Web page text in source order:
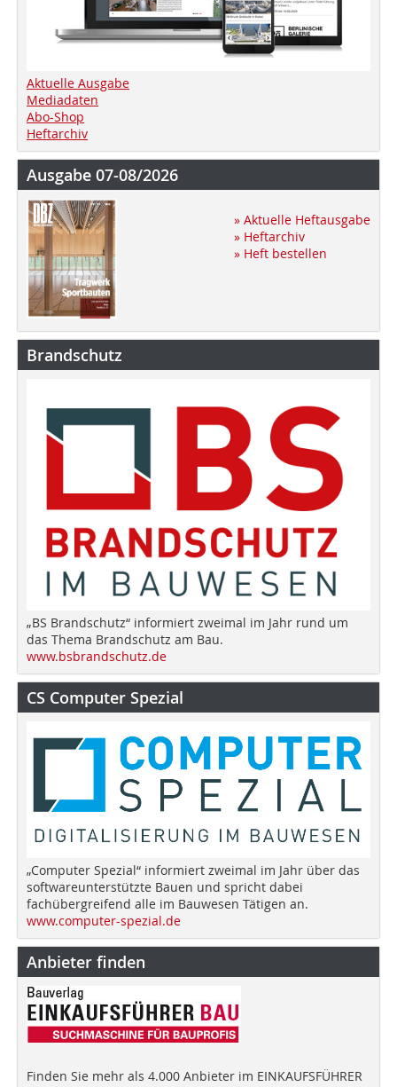
Aktuelle Ausgabe
Mediadaten
Abo-Shop
Heftarchiv
Ausgabe 07-08/2026
» Aktuelle Heftausgabe
» Heftarchiv
» Heft bestellen
Brandschutz
„BS Brandschutz“ informiert zweimal im Jahr rund um
das Thema Brandschutz am Bau.
www.bsbrandschutz.de
CS Computer Spezial
„Computer Spezial“ informiert zweimal im Jahr über das
softwareunterstützte Bauen und spricht dabei
fachübergreifend alle im Bauwesen Tätigen an.
www.computer-spezial.de
Anbieter finden
Finden Sie mehr als 4.000 Anbieter im EINKAUFSFÜHRER